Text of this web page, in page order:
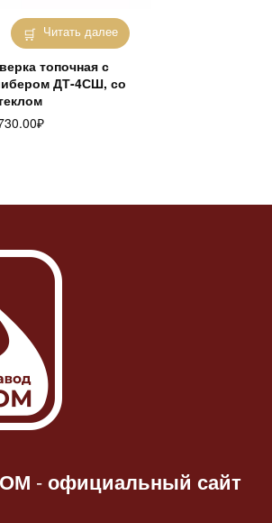
Читать далее
топочная с
ДТ-4СШ, со
₽
-официальный сайт